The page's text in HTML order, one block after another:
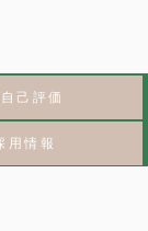
己評価
用情報